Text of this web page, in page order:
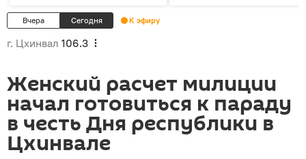
Вчера Сегодня К эфиру
г. Цхинвал 106.3
Женский расчет милиции
начал готовиться к параду
в честь Дня республики в
Цхинвале